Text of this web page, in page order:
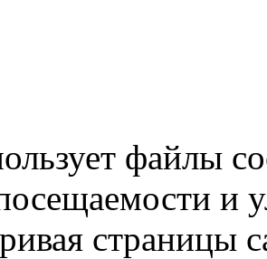
файлы
и
страницы